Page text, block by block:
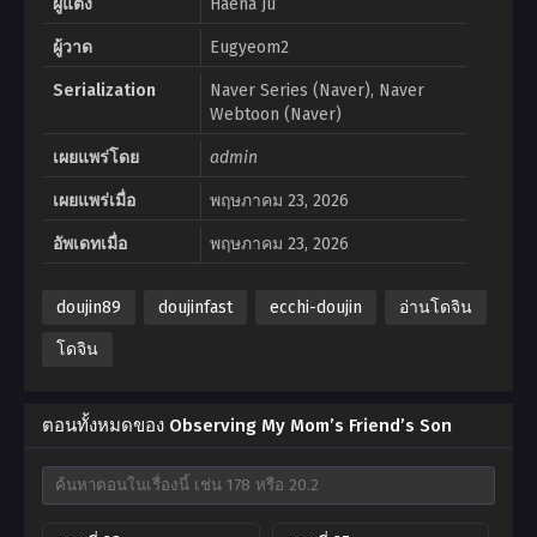
ผู้วาด Eugyeom2
Serialization
Naver Series (Naver), Naver
Webtoon (Naver)
เผยแพร่โดย admin
เผยแพร่เมื่อ พฤษภาคม 23, 2026
อัพเดทเมื่อ พฤษภาคม 23, 2026
doujin89 doujinfast ecchi-doujin อ่านโดจิน
โดจิน
ตอนทั้งหมดของ Observing My Mom’s Friend’s Son